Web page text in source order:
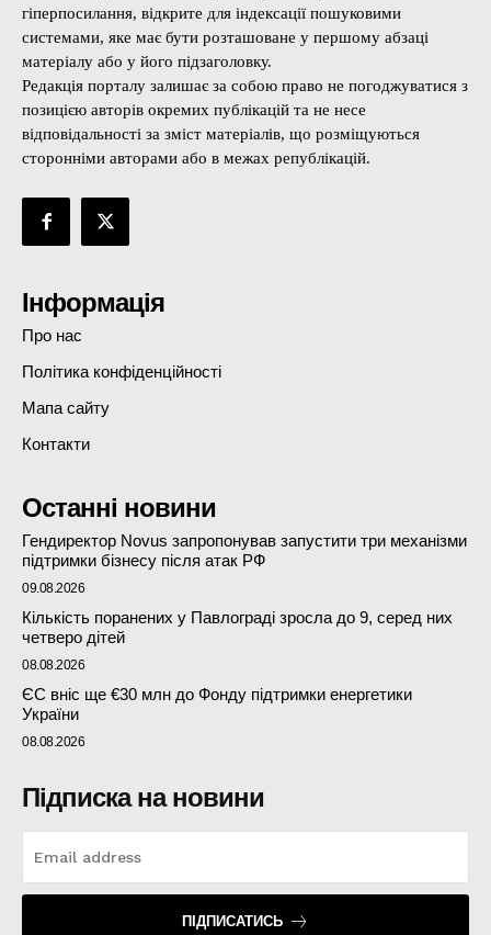
гіперпосилання, відкрите для індексації пошуковими
системами, яке має бути розташоване у першому абзаці
матеріалу або у його підзаголовку.
Редакція порталу залишає за собою право не погоджуватися з
позицією авторів окремих публікацій та не несе
відповідальності за зміст матеріалів, що розміщуються
сторонніми авторами або в межах републікацій.
Інформація
Про нас
Політика конфіденційності
Мапа сайту
Контакти
Останні новини
Гендиректор Novus запропонував запустити три механізми
підтримки бізнесу після атак РФ
09.08.2026
Кількість поранених у Павлограді зросла до 9, серед них
четверо дітей
08.08.2026
ЄС вніс ще €30 млн до Фонду підтримки енергетики
України
08.08.2026
Підписка на новини
ПІДПИСАТИСЬ